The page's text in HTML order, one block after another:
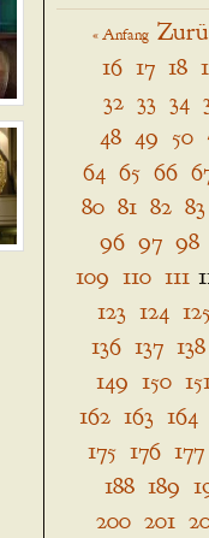
« Anfang
16 17 18
32 33 34
48 49 50
64 65 66
80 81 82 83
96 97 98
109 110 111
123 124
136 137 138
149 150
162 163 164
175 176 177
188 189
200 201